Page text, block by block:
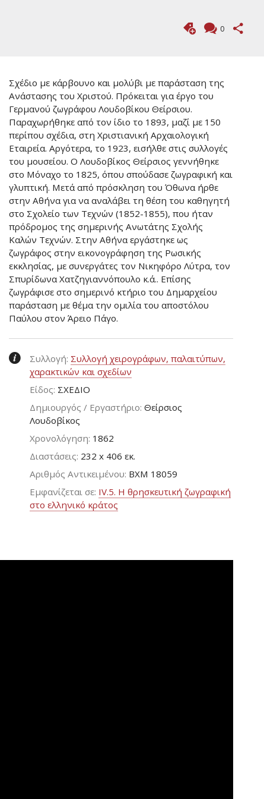
0
Σχέδιο με κάρβουνο και μολύβι με παράσταση της
Ανάστασης του Χριστού. Πρόκειται για έργο του
Γερμανού ζωγράφου Λουδοβίκου Θείρσιου.
Παραχωρήθηκε από τον ίδιο το 1893, μαζί με 150
περίπου σχέδια, στη Χριστιανική Αρχαιολογική
Εταιρεία. Αργότερα, το 1923, εισήλθε στις συλλογές
του μουσείου. Ο Λουδοβίκος Θείρσιος γεννήθηκε
στο Μόναχο το 1825, όπου σπούδασε ζωγραφική και
γλυπτική. Μετά από πρόσκληση του Όθωνα ήρθε
στην Αθήνα για να αναλάβει τη θέση του καθηγητή
στο Σχολείο των Τεχνών (1852-1855), που ήταν
πρόδρομος της σημερινής Ανωτάτης Σχολής
Καλών Τεχνών. Στην Αθήνα εργάστηκε ως
ζωγράφος στην εικονογράφηση της Ρωσικής
εκκλησίας, με συνεργάτες τον Νικηφόρο Λύτρα, τον
Σπυρίδωνα Χατζηγιαννόπουλο κ.ά.. Επίσης
ζωγράφισε στο σημερινό κτήριο του Δημαρχείου
παράσταση με θέμα την ομιλία του αποστόλου
Παύλου στον Άρειο Πάγο.
Συλλογή: Συλλογή χειρογράφων, παλαιτύπων,
χαρακτικών και σχεδίων
Είδος: ΣΧΕΔΙΟ
Δημιουργός / Εργαστήριο: Θείρσιος
Λουδοβίκος
Χρονολόγηση: 1862
Διαστάσεις: 232 x 406 εκ.
Aριθμός Αντικειμένου: ΒΧΜ 18059
Εμφανίζεται σε: IV.5. Η θρησκευτική ζωγραφική
στο ελληνικό κράτος